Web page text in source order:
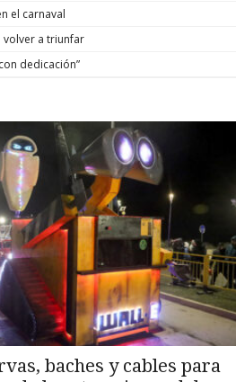
el carnaval
volver a triunfar
dedicación”
baches y cables para